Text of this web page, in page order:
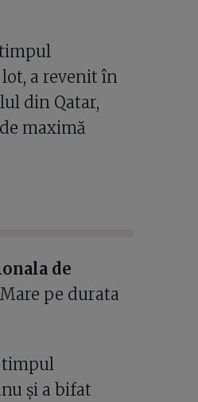
a revenit în
din Qatar,
maximă
de
pe durata
și a bifat